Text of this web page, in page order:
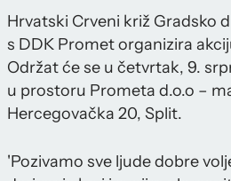
Hrvatski Crveni križ Gradsko
s DDK Promet organizira
Održat će se u četvrtak, 9.
u prostoru Prometa d.o.o –
Hercegovačka 20, Split.
'Pozivamo sve ljude dobre